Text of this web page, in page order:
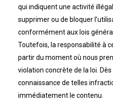
qui indiquent une activité
supprimer ou de bloquer
conformément aux lois
Toutefois, la responsabilité à
partir du moment où nous
violation concrète de la loi.
connaissance de telles
immédiatement le contenu.